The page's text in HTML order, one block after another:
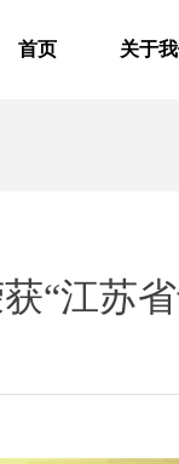
首页 关于
“江苏